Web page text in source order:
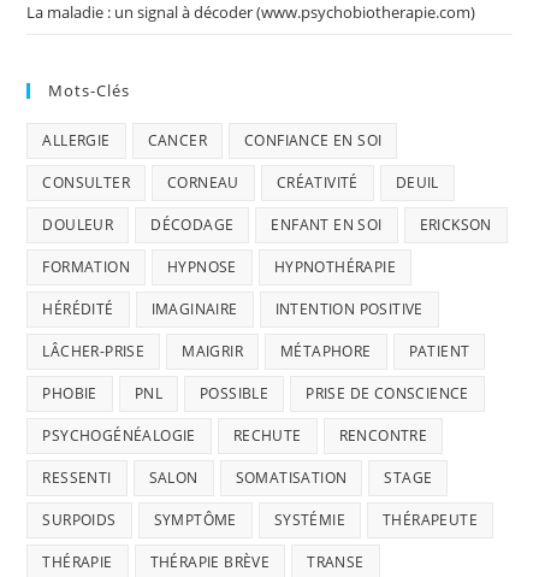
La maladie : un signal à décoder (www.psychobiotherapie.com)
Mots-Clés
ALLERGIE CANCER CONFIANCE EN SOI
CONSULTER CORNEAU CRÉATIVITÉ DEUIL
DOULEUR DÉCODAGE ENFANT EN SOI ERICKSON
FORMATION HYPNOSE HYPNOTHÉRAPIE
HÉRÉDITÉ IMAGINAIRE INTENTION POSITIVE
LÂCHER-PRISE MAIGRIR MÉTAPHORE PATIENT
PHOBIE PNL POSSIBLE PRISE DE CONSCIENCE
PSYCHOGÉNÉALOGIE RECHUTE RENCONTRE
RESSENTI SALON SOMATISATION STAGE
SURPOIDS SYMPTÔME SYSTÉMIE THÉRAPEUTE
THÉRAPIE THÉRAPIE BRÈVE TRANSE